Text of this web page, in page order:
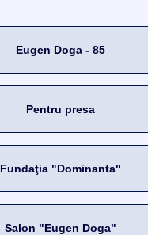
Eugen Doga - 85
Pentru presa
Fundaţia "Dominanta"
Salon "Eugen Doga"